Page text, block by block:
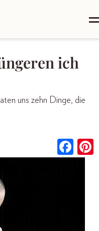
ich
uns zehn Dinge, die